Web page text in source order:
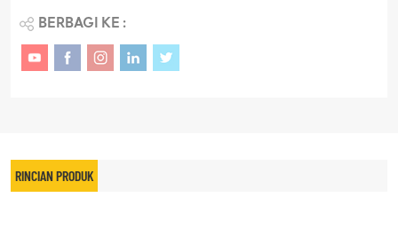
BERBAGI KE :
RINCIAN PRODUK